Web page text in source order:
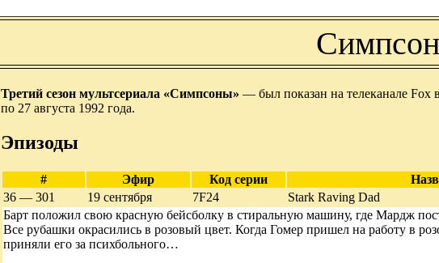
Третий сезон мультсериала «Симпсоны» — был показан на телеканале Fox
по 27 августа 1992 года.
Эпизоды
# Эфир Код серии
36 — 301
19 сентября 7F24
Stark Raving Dad
Барт положил свою красную бейсболку в стиральную машину, где Мардж
Все рубашки окрасились в розовый цвет. Когда Гомер пришел на работу в
приняли его за психбольного…